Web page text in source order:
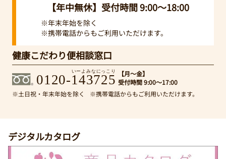
【年中無休】受付時間 9:00～18:00
※年末年始を除く
※携帯電話からもご利用いただけます。
健康こだわり便相談窓口
いーよみなにっこり
0120-143725
【月～金】
受付時間 9:00～17:00
※土日祝・年末年始を除く
※携帯電話からもご利用いただけます。
デジタルカタログ